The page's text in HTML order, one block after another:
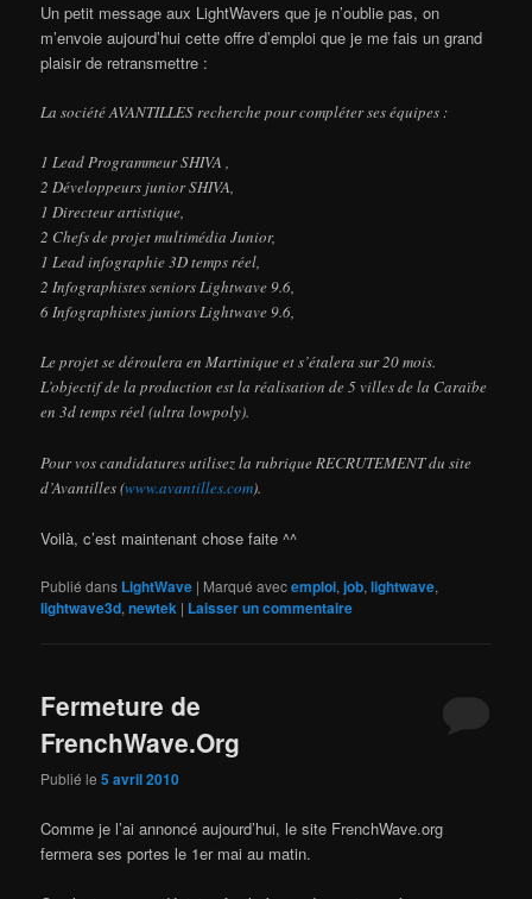
Un petit message aux LightWavers que je n’oublie pas, on
m’envoie aujourd’hui cette offre d’emploi que je me fais un grand
plaisir de retransmettre :
La société AVANTILLES recherche pour compléter ses équipes :
1 Lead Programmeur SHIVA ,
2 Développeurs junior SHIVA,
1 Directeur artistique,
2 Chefs de projet multimédia Junior,
1 Lead infographie 3D temps réel,
2 Infographistes seniors Lightwave 9.6,
6 Infographistes juniors Lightwave 9.6,
Le projet se déroulera en Martinique et s’étalera sur 20 mois.
L’objectif de la production est la réalisation de 5 villes de la Caraïbe
en 3d temps réel (ultra lowpoly).
Pour vos candidatures utilisez la rubrique RECRUTEMENT du site
d’Avantilles (www.avantilles.com).
Voilà, c’est maintenant chose faite ^^
Publié dans LightWave | Marqué avecemploi,job,lightwave,
lightwave3d,newtek | Laisser un commentaire
Fermeture de
FrenchWave.Org
Publié le5 avril 2010
Comme je l’ai annoncé aujourd’hui, le site FrenchWave.org
fermera ses portes le 1er mai au matin.